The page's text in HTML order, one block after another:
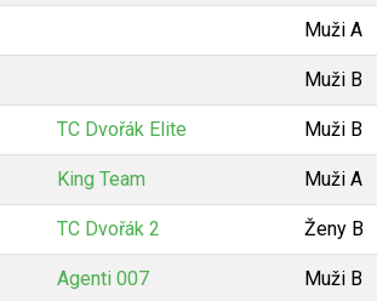
Muži A
Muži B
TC Dvořák Elite Muži B
King Team Muži A
TC Dvořák 2 Ženy B
Agenti 007 Muži B